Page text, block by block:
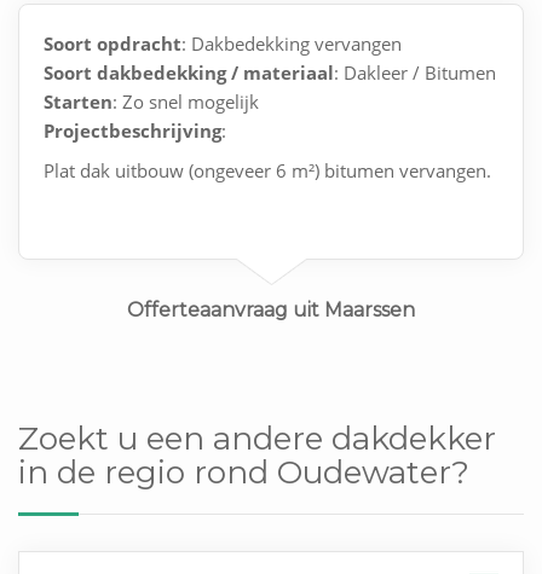
Soort opdracht: Dakbedekking vervangen
Soort dakbedekking / materiaal: Dakleer / Bitumen
Starten: Zo snel mogelijk
Projectbeschrijving:
Plat dak uitbouw (ongeveer 6 m²) bitumen vervangen.
Offerteaanvraag uit Maarssen
Zoekt u een andere dakdekker
in de regio rond Oudewater?